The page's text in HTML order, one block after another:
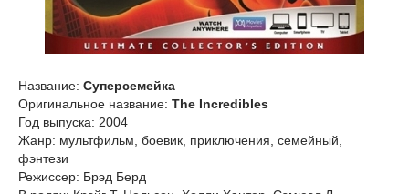
Название: Суперсемейка
Оригинальное название: The Incredibles
Год выпуска: 2004
Жанр: мультфильм, боевик, приключения, семейный,
фэнтези
Режиссер: Брэд Берд